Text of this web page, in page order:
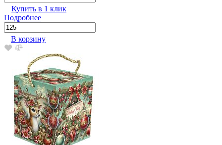
Купить в 1 клик
Подробнее
В корзину